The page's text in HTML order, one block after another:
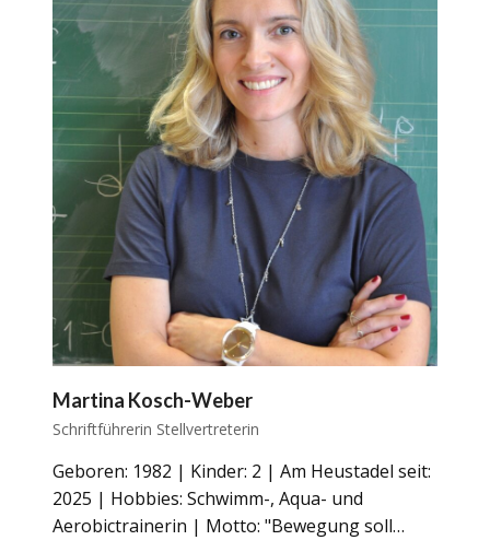
Martina Kosch-Weber
Schriftführerin Stellvertreterin
Geboren: 1982 | Kinder: 2 | Am Heustadel seit:
2025 | Hobbies: Schwimm-, Aqua- und
Aerobictrainerin | Motto: "Bewegung soll…